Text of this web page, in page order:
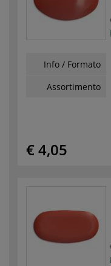
Info / Formato
Assortimento
€ 4,05